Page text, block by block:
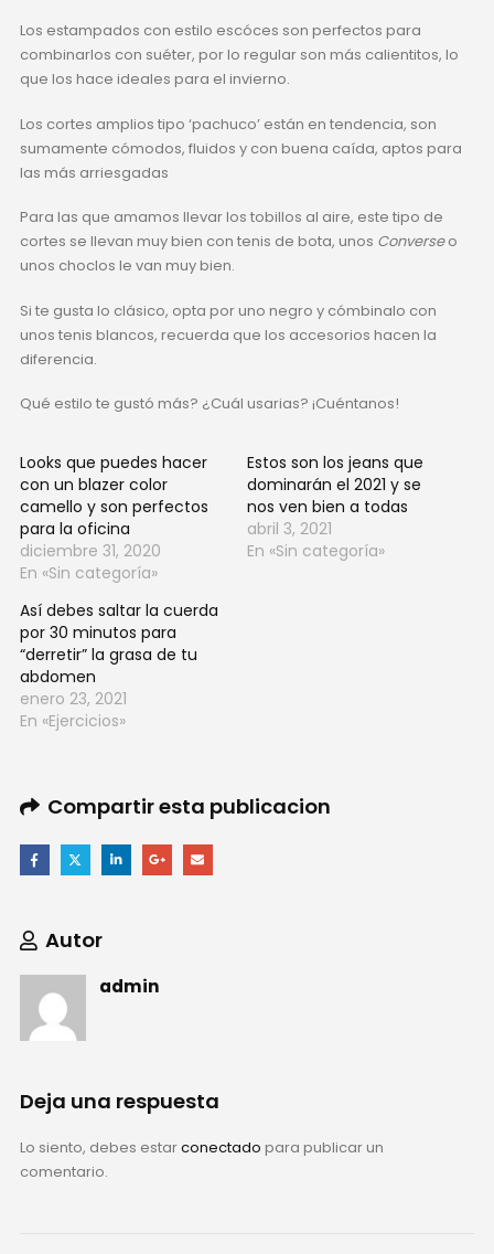
Los estampados con estilo escóces son perfectos para
combinarlos con suéter, por lo regular son más calientitos, lo
que los hace ideales para el invierno.
Los cortes amplios tipo ‘pachuco’ están en tendencia, son
sumamente cómodos, fluidos y con buena caída, aptos para
las más arriesgadas
Para las que amamos llevar los tobillos al aire, este tipo de
cortes se llevan muy bien con tenis de bota, unos Converseo
unos choclos le van muy bien.
Si te gusta lo clásico, opta por uno negro y cómbinalo con
unos tenis blancos, recuerda que los accesorios hacen la
diferencia.
Qué estilo te gustó más? ¿Cuál usarias? ¡Cuéntanos!
Looks que puedes hacer
con un blazer color
camello y son perfectos
para la oficina
diciembre 31, 2020
En «Sin categoría»
Estos son los jeans que
dominarán el 2021 y se
nos ven bien a todas
abril 3, 2021
En «Sin categoría»
Así debes saltar la cuerda
por 30 minutos para
“derretir” la grasa de tu
abdomen
enero 23, 2021
En «Ejercicios»
Compartir esta publicacion
Autor
admin
Deja una respuesta
Lo siento, debes estarconectado para publicar un
comentario.